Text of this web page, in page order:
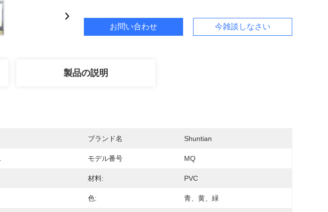
お問い合わせ 今雑談しなさい
製品の説明
ブランド名 Shuntian
モデル番号 MQ
材料: PVC
色: 青、黄、緑